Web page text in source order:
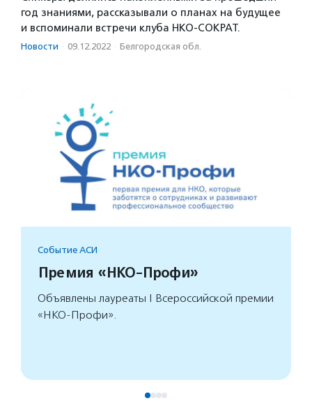
год знаниями, рассказывали о планах на будущее
и вспоминали встречи клуба НКО-СОКРАТ.
Новости · 09.12.2022 · Белгородская обл.
Событие АСИ
Премия «НКО-Профи»
Объявлены лауреаты I Всероссийской премии
«НКО-Профи».